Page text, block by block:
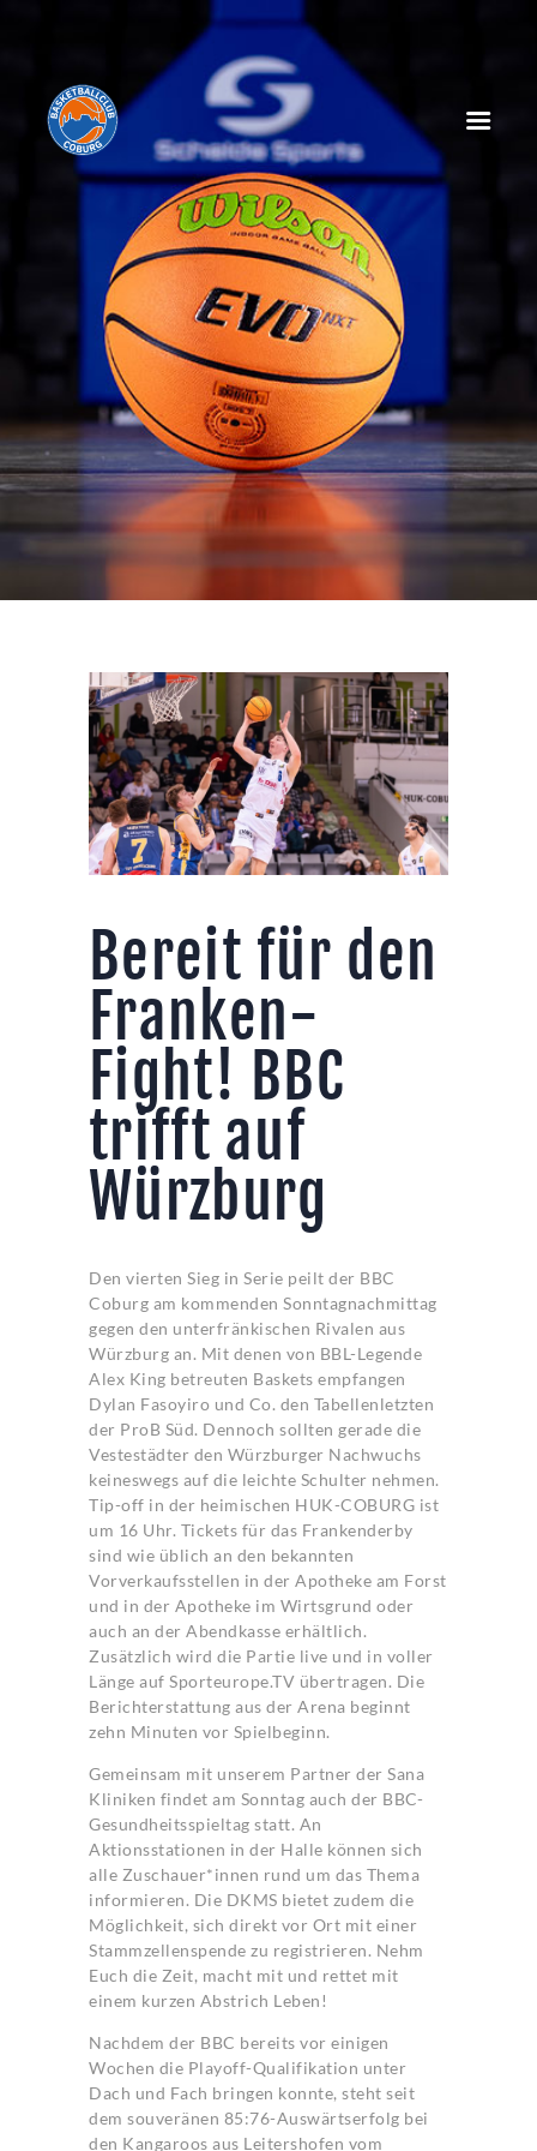
HOME
NEWS
SPIELPLAN
SPIELTAGSEINLEGER
TABELLE
KADER
MANAGEMENT
SPONSOREN
TICKETS
VEREIN
Bereit für den
Franken-
Fight! BBC
trifft auf
Würzburg
Den vierten Sieg in Serie peilt der BBC
Coburg am kommenden Sonntagnachmittag
gegen den unterfränkischen Rivalen aus
Würzburg an. Mit denen von BBL-Legende
Alex King betreuten Baskets empfangen
Dylan Fasoyiro und Co. den Tabellenletzten
der ProB Süd. Dennoch sollten gerade die
Vestestädter den Würzburger Nachwuchs
keineswegs auf die leichte Schulter nehmen.
Tip-off in der heimischen HUK-COBURG ist
um 16 Uhr. Tickets für das Frankenderby
sind wie üblich an den bekannten
Vorverkaufsstellen in der Apotheke am Forst
und in der Apotheke im Wirtsgrund oder
auch an der Abendkasse erhältlich.
Zusätzlich wird die Partie live und in voller
Länge auf Sporteurope.TV übertragen. Die
Berichterstattung aus der Arena beginnt
zehn Minuten vor Spielbeginn.
Gemeinsam mit unserem Partner der Sana
Kliniken findet am Sonntag auch der BBC-
Gesundheitsspieltag statt. An
Aktionsstationen in der Halle können sich
alle Zuschauer*innen rund um das Thema
informieren. Die DKMS bietet zudem die
Möglichkeit, sich direkt vor Ort mit einer
Stammzellenspende zu registrieren. Nehm
Euch die Zeit, macht mit und rettet mit
einem kurzen Abstrich Leben!
Nachdem der BBC bereits vor einigen
Wochen die Playoff-Qualifikation unter
Dach und Fach bringen konnte, steht seit
dem souveränen 85:76-Auswärtserfolg bei
den Kangaroos aus Leitershofen vom